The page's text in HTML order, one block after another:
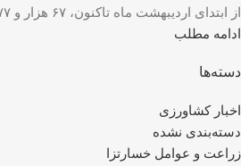
از ابتدای اردیبهشت ماه تاکنون، ۶۷ هزار و ۷۷...
ادامه مطلب
دسته‌ها
اخبار کشاورزی
دسته‌بندی نشده
زراعت و عوامل خسارتزا